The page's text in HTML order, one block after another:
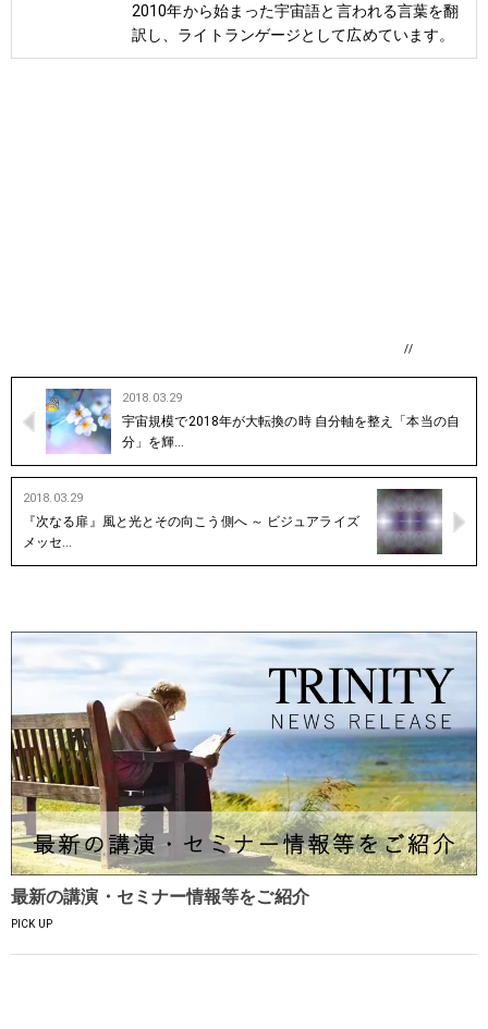
2010年から始まった宇宙語と言われる言葉を翻
訳し、ライトランゲージとして広めています。
//
2018.03.29
宇宙規模で2018年が大転換の時 自分軸を整え「本当の自
分」を輝…
2018.03.29
『次なる扉』風と光とその向こう側へ ～ ビジュアライズ
メッセ…
最新の講演・セミナー情報等をご紹介
PICK UP